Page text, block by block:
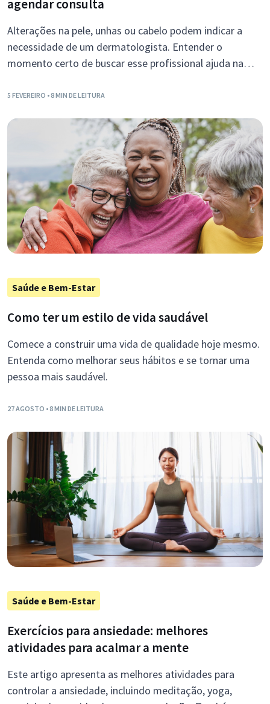
agendar consulta
Alterações na pele, unhas ou cabelo podem indicar a
necessidade de um dermatologista. Entender o
momento certo de buscar esse profissional ajuda na
5 FEVEREIRO • 8 MIN DE LEITURA
Saúde e Bem-Estar
Como ter um estilo de vida saudável
Comece a construir uma vida de qualidade hoje mesmo.
Entenda como melhorar seus hábitos e se tornar uma
pessoa mais saudável.
27 AGOSTO • 8 MIN DE LEITURA
Saúde e Bem-Estar
Exercícios para ansiedade: melhores
atividades para acalmar a mente
Este artigo apresenta as melhores atividades para
controlar a ansiedade, incluindo meditação, yoga,